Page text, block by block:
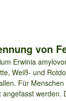
von
Erwinia
Weiß- und
Für